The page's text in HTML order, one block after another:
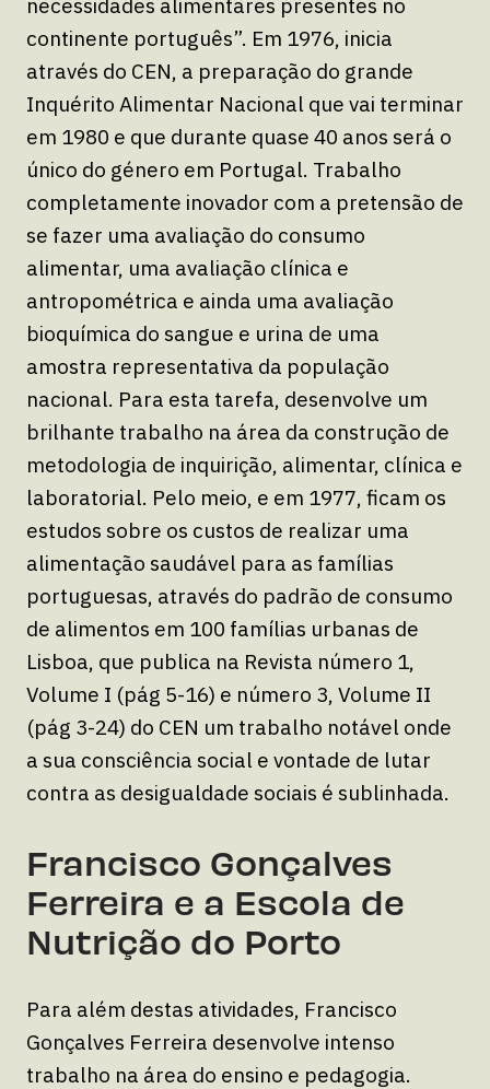
continente português”. Em 1976, inicia
através do CEN, a preparação do grande
Inquérito Alimentar Nacional que vai terminar
em 1980 e que durante quase 40 anos será o
único do género em Portugal. Trabalho
completamente inovador com a pretensão de
se fazer uma avaliação do consumo
alimentar, uma avaliação clínica e
antropométrica e ainda uma avaliação
bioquímica do sangue e urina de uma
amostra representativa da população
nacional. Para esta tarefa, desenvolve um
brilhante trabalho na área da construção de
metodologia de inquirição, alimentar, clínica e
laboratorial. Pelo meio, e em 1977, ficam os
estudos sobre os custos de realizar uma
alimentação saudável para as famílias
portuguesas, através do padrão de consumo
de alimentos em 100 famílias urbanas de
Lisboa, que publica na Revista número 1,
Volume I (pág 5-16) e número 3, Volume II
(pág 3-24) do CEN um trabalho notável onde
a sua consciência social e vontade de lutar
contra as desigualdade sociais é sublinhada.
Francisco Gonçalves
Ferreira e a Escola de
Nutrição do Porto
Para além destas atividades, Francisco
Gonçalves Ferreira desenvolve intenso
trabalho na área do ensino e pedagogia.